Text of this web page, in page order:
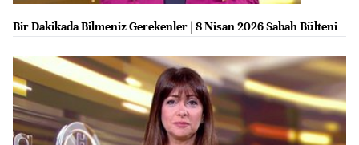
Bir Dakikada Bilmeniz Gerekenler | 8 Nisan 2026 Sabah Bülteni